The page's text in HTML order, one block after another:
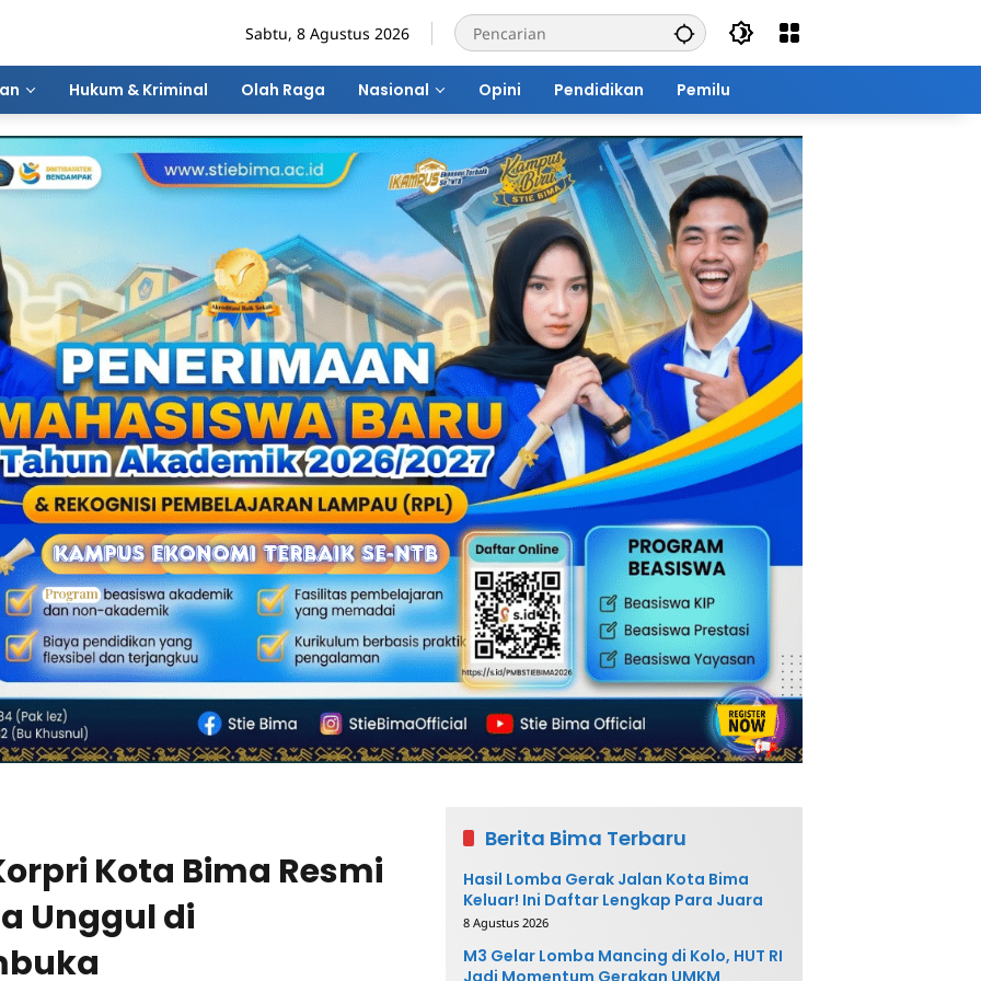
Sabtu, 8 Agustus 2026
Hukum & Kriminal Olah Raga Nasional Opini Pendidikan Pemilu
Kota Bima Resmi
Unggul di
Berita Bima Terbaru
Hasil Lomba Gerak Jalan Kota Bima
Keluar! Ini Daftar Lengkap Para Juara
8 Agustus 2026
M3 Gelar Lomba Mancing di Kolo, HUT RI
Jadi Momentum Gerakan UMKM